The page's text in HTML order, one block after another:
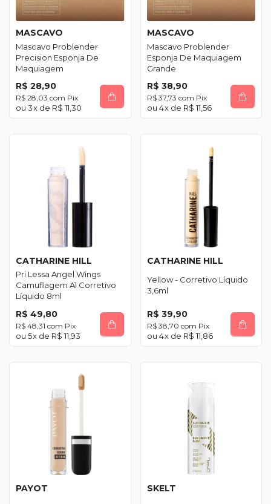
MASCAVO
Mascavo Problender
Precision Esponja De
Maquiagem
R$ 28,90
R$ 28,03 com Pix
3x de R$ 11,30
MASCAVO
Mascavo Problender
Esponja De Maquiagem
Grande
R$ 38,90
R$ 37,73 com Pix
4x de R$ 11,56
CATHARINE HILL
Pri Lessa Angel Wings
Camuflagem A1 Corretivo
Líquido 8ml
R$ 49,80
R$ 48,31 com Pix
5x de R$ 11,93
CATHARINE HILL
Yellow - Corretivo Líquido
3,6ml
R$ 39,90
R$ 38,70 com Pix
4x de R$ 11,86
PAYOT SKELT